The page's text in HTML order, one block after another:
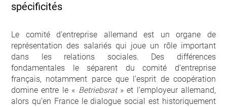
spécificités
Le comité d’entreprise allemand est un organe de
représentation des salariés qui joue un rôle important
dans les relations sociales. Des différences
fondamentales le séparent du comité d’entreprise
français, notamment parce que l’esprit de coopération
domine entre le « Betriebsrat» et l’employeur allemand,
alors qu’en France le dialogue social est historiquement